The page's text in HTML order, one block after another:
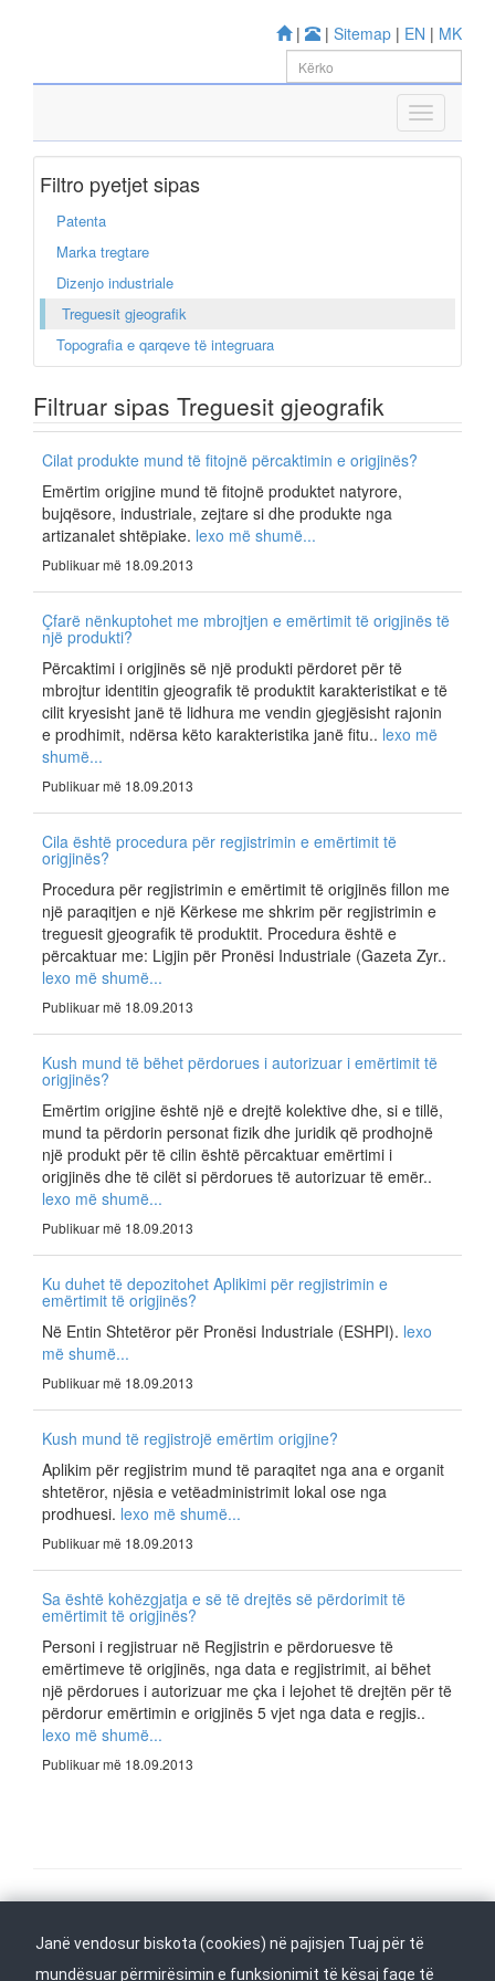
| | Sitemap | EN | MK
Filtro pyetjet sipas
Patenta
Marka tregtare
Dizenjo industriale
Treguesit gjeografik
Topografia e qarqeve të integruara
Filtruar sipas Treguesit gjeografik
Cilat produkte mund të fitojnë përcaktimin e origjinës?
Emërtim origjine mund të fitojnë produktet natyrore,
bujqësore, industriale, zejtare si dhe produkte nga
artizanalet shtëpiake. lexo më shumë...
Publikuar më 18.09.2013
Çfarë nënkuptohet me mbrojtjen e emërtimit të origjinës të
një produkti?
Përcaktimi i origjinës së një produkti përdoret për të
mbrojtur identitin gjeografik të produktit karakteristikat e të
cilit kryesisht janë të lidhura me vendin gjegjësisht rajonin
e prodhimit, ndërsa këto karakteristika janë fitu.. lexo më
shumë...
Publikuar më 18.09.2013
Cila është procedura për regjistrimin e emërtimit të
origjinës?
Procedura për regjistrimin e emërtimit të origjinës fillon me
një paraqitjen e një Kërkese me shkrim për regjistrimin e
treguesit gjeografik të produktit. Procedura është e
përcaktuar me: Ligjin për Pronësi Industriale (Gazeta Zyr..
lexo më shumë...
Publikuar më 18.09.2013
Kush mund të bëhet përdorues i autorizuar i emërtimit të
origjinës?
Emërtim origjine është një e drejtë kolektive dhe, si e tillë,
mund ta përdorin personat fizik dhe juridik që prodhojnë
një produkt për të cilin është përcaktuar emërtimi i
origjinës dhe të cilët si përdorues të autorizuar të emër..
lexo më shumë...
Publikuar më 18.09.2013
Ku duhet të depozitohet Aplikimi për regjistrimin e
emërtimit të origjinës?
Në Entin Shtetëror për Pronësi Industriale (ESHPI). lexo
më shumë...
Publikuar më 18.09.2013
Kush mund të regjistrojë emërtim origjine?
Aplikim për regjistrim mund të paraqitet nga ana e organit
shtetëror, njësia e vetëadministrimit lokal ose nga
prodhuesi. lexo më shumë...
Publikuar më 18.09.2013
Sa është kohëzgjatja e së të drejtës së përdorimit të
emërtimit të origjinës?
Personi i regjistruar në Regjistrin e përdoruesve të
emërtimeve të origjinës, nga data e regjistrimit, ai bëhet
një përdorues i autorizuar me çka i lejohet të drejtën për të
përdorur emërtimin e origjinës 5 vjet nga data e regjis..
lexo më shumë...
Publikuar më 18.09.2013
Kthehu në fillim Na ndiqni në
Janë vendosur biskota (cookies) në pajisjen Tuaj për të
mundësuar përmirësimin e funksionimit të kësaj faqe të